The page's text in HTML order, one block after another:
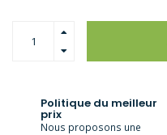
Politique du meilleur
prix
Nous proposons une